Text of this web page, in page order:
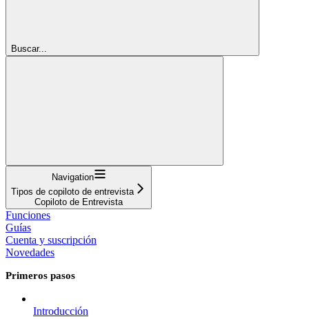
Buscar...
Navigation
Tipos de copiloto de entrevista
Copiloto de Entrevista
Funciones
Guías
Cuenta y suscripción
Novedades
Primeros pasos
Introducción